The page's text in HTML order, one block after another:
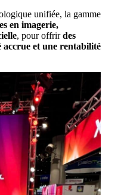
unifiée, la gamme
en imagerie,
, pour offrirdes
accrue et une rentabilité